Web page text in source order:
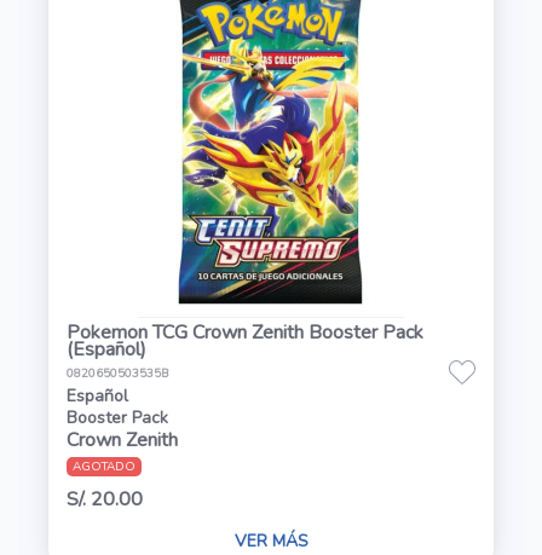
Pokemon TCG Crown Zenith Booster Pack
(Español)
0820650503535B
Español
Booster Pack
Crown Zenith
AGOTADO
S/. 20.00
VER MÁS